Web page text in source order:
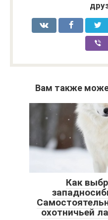
Вам также
Как
охотничьей